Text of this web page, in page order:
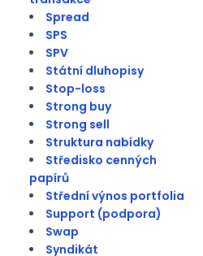
Spread
SPS
SPV
Státní dluhopisy
Stop-loss
Strong buy
Strong sell
Struktura nabídky
Středisko cenných
papírů
Střední výnos portfolia
Support (podpora)
Swap
Syndikát